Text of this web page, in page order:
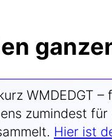
WMDEDGT –
zumin­dest
Hier ist